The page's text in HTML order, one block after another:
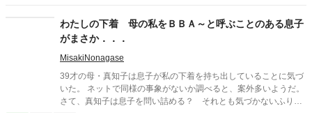
原は上司に向かって、いつもの穏やかな口調を崩した。「……そ
んな顔、部下には見せないんですね」 疲労で僅かに緩んだ榊の表
情。 その弱さを見逃さず、篠原はデスク越しに距離を詰める。
「強がらなくていいですよ。俺の前では、もう」 指先が榊のネク
タイを掴む。 引き寄せられた瞬間、榊の理性は音を立てて崩れ
た。 拒むことも、許すこともできないまま、 彼は“部下”の手によ
って、ひとつずつ乱されていく。 言葉で支配され、触れられるた
びに、自分の知らなかった感情と快楽を知る。それは、上司とし
わたしの下着 母の私をＢＢＡ～と呼ぶことのある息子
がまさか．．．
MisakiNonagase
39才の母・真知子は息子が私の下着を持ち出していることに気づ
いた。 ネットで同様の事象がないか調べると、案外多いようだ。
さて、真知子は息子を問い詰める？ それとも気づかないふりを